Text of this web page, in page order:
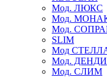
Мод. ЛЮКС
Мод.
Мод.
SLIM
Мод
Мод. ДЕНДИ
Мод. СЛИМ